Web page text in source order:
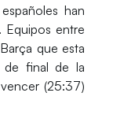
han
Equipos entre
Barça que esta
de final de la
(25:37)